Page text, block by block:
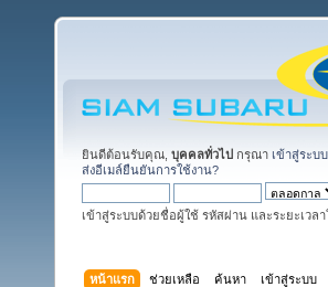
ยินดีต้อนรับคุณ, บุคคลทั่วไป กรุณา เข้าสู่ระบบ
ส่งอีเมล์ยืนยันการใช้งาน?
เข้าสู่ระบบด้วยชื่อผู้ใช้ รหัสผ่าน และระยะเวล
หน้าแรก ช่วยเหลือ ค้นหา เข้าสู่ระบบ